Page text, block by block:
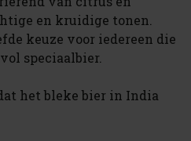
en kruidige tonen.
keuze voor iedereen die
speciaalbier.
het bleke bier in India